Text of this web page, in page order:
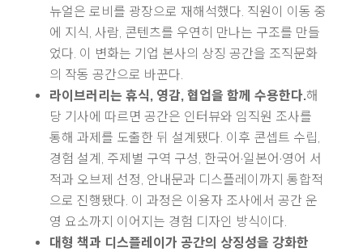
뉴얼은 로비를 광장으로 재해석했다. 직원이 이동 중
에 지식, 사람, 콘텐츠를 우연히 만나는 구조를 만들
었다. 이 변화는 기업 본사의 상징 공간을 조직문화
의 작동 공간으로 바꾼다.
라이브러리는 휴식, 영감, 협업을 함께 수용한다.해
당 기사에 따르면 공간은 인터뷰와 임직원 조사를
통해 과제를 도출한 뒤 설계됐다. 이후 콘셉트 수립,
경험 설계, 주제별 구역 구성, 한국어·일본어·영어 서
적과 오브제 선정, 안내문과 디스플레이까지 통합적
으로 진행됐다. 이 과정은 이용자 조사에서 공간 운
영 요소까지 이어지는 경험 디자인 방식이다.
대형 책과 디스플레이가 공간의 상징성을 강화한